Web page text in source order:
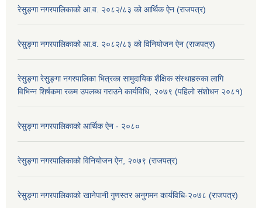
रेसु्ङ्गा नगरपालिकाको आ.व. २०८२/८३ को आर्थिक ऐन (राजपत्र)
रेसु्ङ्गा नगरपालिकाको आ.व. २०८२/८३ को विनियोजन ऐन (राजपत्र)
रेसुङ्गा रेसुङ्गा नगरपालिका भित्रका सामुदायिक शैक्षिक संस्थाहरुका लागि
विभिन्न शिर्षकमा रकम उपलब्ध गराउने कार्यविधि, २०७९ (पहिलो संशोधन २०८१)
रेसुङ्गा नगरपालिकाको आर्थिक ऐन - २०८०
रेसुङ्गा नगरपालिकाको विनियोजन ऐन, २०७९ (राजपत्र)
रेसुङ्गा नगरपालिकाको खानेपानी गुणस्तर अनुगमन कार्यविधि-२०७८ (राजपत्र)